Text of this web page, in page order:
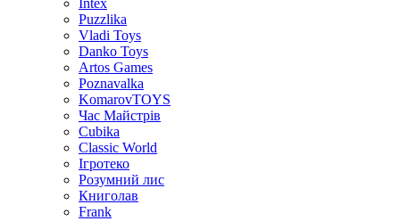
Intex
Puzzlika
Vladi Toys
Danko Toys
Artos Games
Poznavalka
KomarovTOYS
Час Майстрів
Cubika
Classic World
Ігротеко
Розумний лис
Книголав
Frank